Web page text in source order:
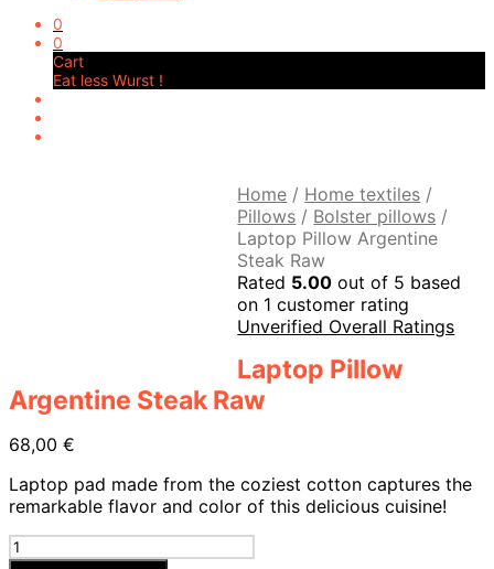
0
0
Cart
Eat less Wurst !
Home / Home textiles /
Pillows / Bolster pillows /
Laptop Pillow Argentine
Steak Raw
Rated 5.00 out of 5 based
on 1 customer rating
Unverified Overall Ratings
Laptop Pillow
Argentine Steak Raw
68,00 €
Laptop pad made from the coziest cotton captures the
remarkable flavor and color of this delicious cuisine!
Laptopkissen